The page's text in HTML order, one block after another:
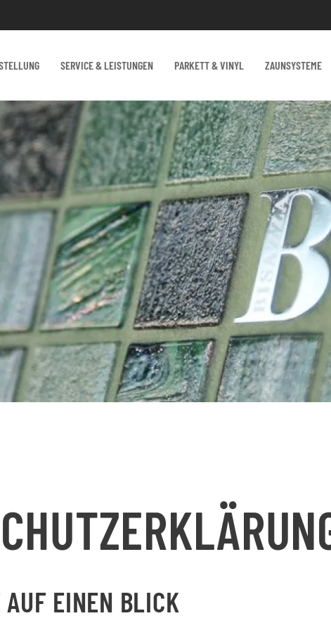
SERVICE & LEISTUNGEN PARKETT & VINYL ZAUNSYSTEME
AUF EINEN BLICK